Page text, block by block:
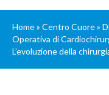
Home» Centro Cuore»
Operativa di
L’evoluzione della